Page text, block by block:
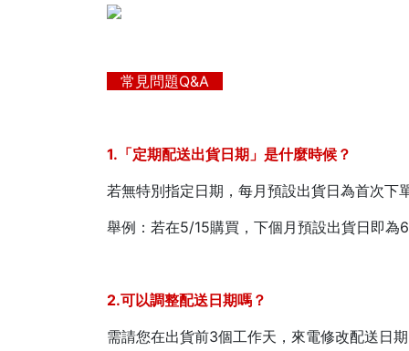
常見問題Q&A
1.「定期配送出貨日期」是什麼時候？
若無特別指定日期，每月預設出貨日為首次下
舉例：若在5/15購買，下個月預設出貨日即
2.可以調整配送日期嗎？
需請您在出貨前3個工作天，來電修改配送日